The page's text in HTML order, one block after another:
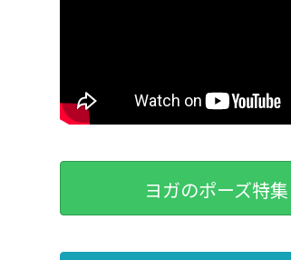
ヨガのポーズ特集